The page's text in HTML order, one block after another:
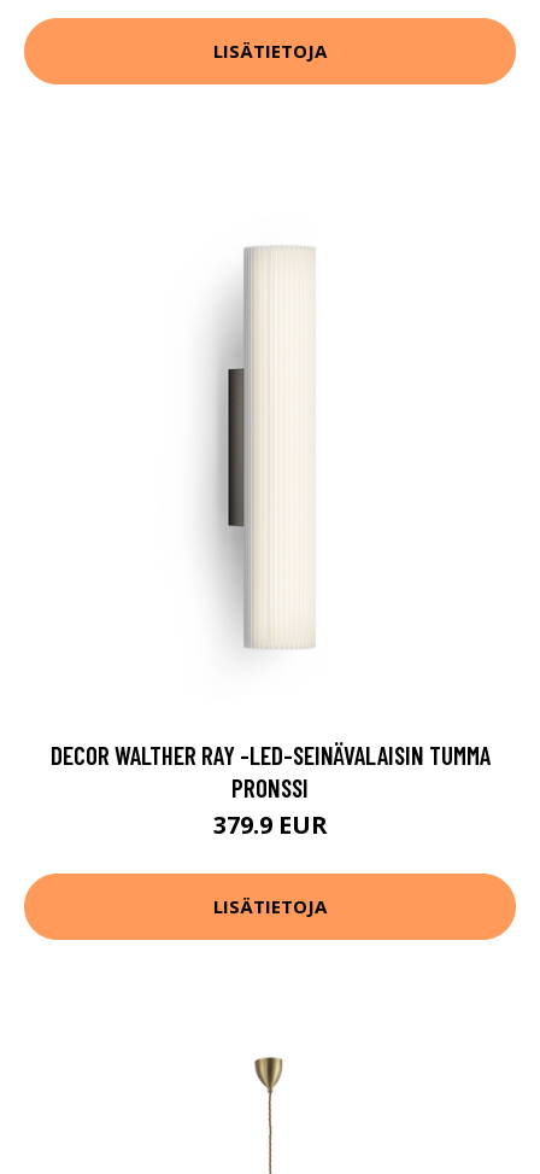
LISÄTIETOJA
DECOR WALTHER RAY -LED-SEINÄVALAISIN TUMMA
PRONSSI
379.9 EUR
LISÄTIETOJA